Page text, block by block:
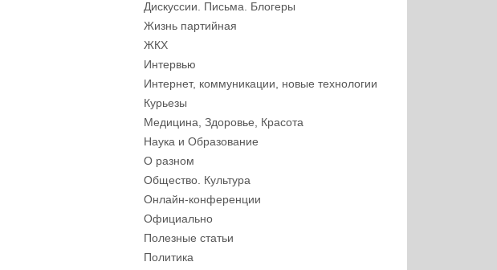
Дискуссии. Письма. Блогеры
Жизнь партийная
ЖКХ
Интервью
Интернет, коммуникации, новые технологии
Курьезы
Медицина, Здоровье, Красота
Наука и Образование
О разном
Общество. Культура
Онлайн-конференции
Официально
Полезные статьи
Политика